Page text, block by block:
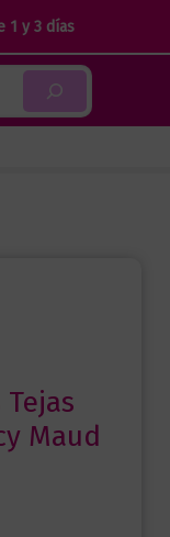
1 y 3 días
Tejas
Maud